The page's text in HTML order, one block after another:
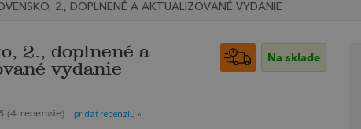
2., DOPLNENÉ A AKTUALIZOVANÉ VYDANIE
2., doplnené a
vydanie
Na sklade
(4 recenzie) pridať recenziu »